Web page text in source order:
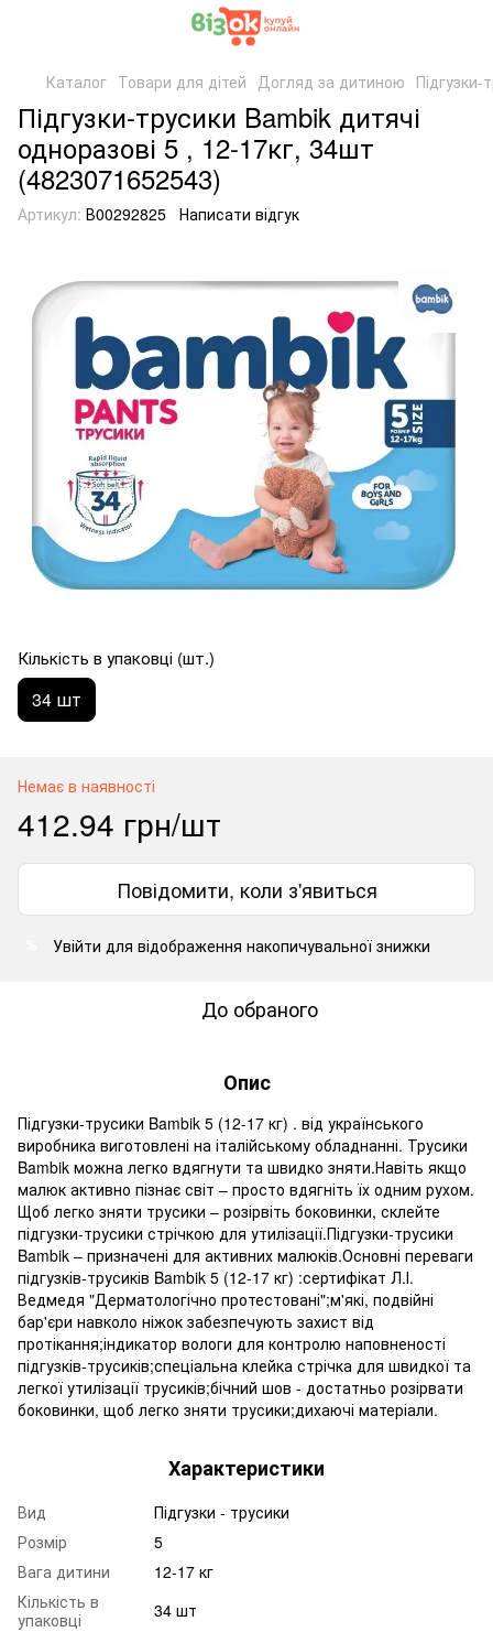
Каталог Товари для дітей Догляд за дитиною Підгузки-
Підгузки-трусики Bambik дитячі
одноразові 5 , 12-17кг, 34шт
(4823071652543)
Артикул: В00292825 Написати відгук
Кількість в упаковці (шт.)
34 шт
Немає в наявності
412.94 грн/шт
Повідомити, коли з'явиться
Увійти для відображення накопичувальної знижки
До обраного
Опис
Підгузки-трусики Bambik 5 (12-17 кг) . від українського
виробника виготовлені на італійському обладнанні. Трусики
Bambik можна легко вдягнути та швидко зняти.Навіть якщо
малюк активно пізнає світ – просто вдягніть їх одним рухом.
Щоб легко зняти трусики – розірвіть боковинки, склейте
підгузки-трусики стрічкою для утилізації.Підгузки-трусики
Bambik – призначені для активних малюків.Основні переваги
підгузків-трусиків Bambik 5 (12-17 кг) :сертифікат Л.І.
Ведмедя "Дерматологічно протестовані";м'які, подвійні
бар'єри навколо ніжок забезпечують захист від
протікання;індикатор вологи для контролю наповненості
підгузків-трусиків;спеціальна клейка стрічка для швидкої та
легкої утилізації трусиків;бічний шов - достатньо розірвати
боковинки, щоб легко зняти трусики;дихаючі матеріали.
Характеристики
Вид
Підгузки - трусики
Розмір
5
Вага дитини
12-17 кг
Кількість в
упаковці
34 шт